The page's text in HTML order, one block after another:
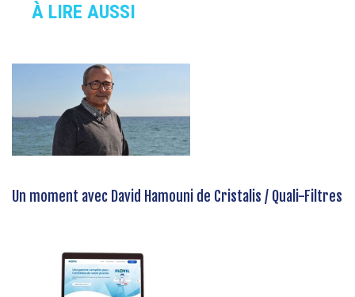
À LIRE AUSSI
Un moment avec David Hamouni de Cristalis / Quali-Filtres